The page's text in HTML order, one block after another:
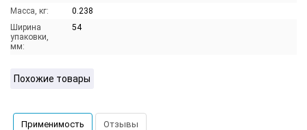
Масса, кг:
0.238
Ширина
упаковки,
мм:
54
Похожие товары
Применимость Отзывы